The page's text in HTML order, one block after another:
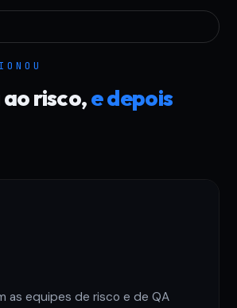
risco,e depois
as equipes de risco e de QA